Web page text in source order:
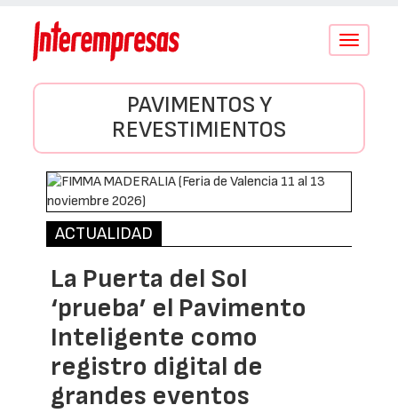
Conmutar
PAVIMENTOS Y
REVESTIMIENTOS
ACTUALIDAD
La Puerta del Sol
‘prueba’ el Pavimento
Inteligente como
registro digital de
grandes eventos